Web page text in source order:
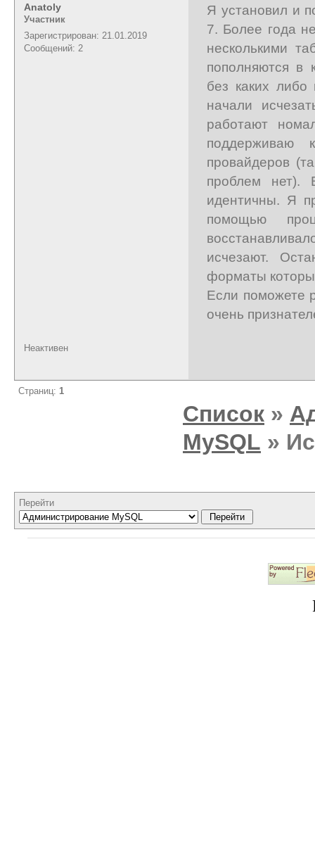
Anatoly
Участник
Зарегистрирован: 21.01.2019
Сообщений: 2
Я установил и
7. Более года
несколькими
пополняются в
без каких
начали
работают
провайдеров
проблем
идентичны. Я
помощью
исчезают.
форматы
Если поможете
очень
Неактивен
Страниц: 1
Список »
MySQL »
Перейти